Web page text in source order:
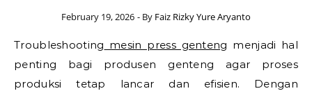
February 19, 2026 - By Faiz Rizky Yure Aryanto
Troubleshooting mesin press genteng menjadi hal
penting bagi produsen genteng agar proses
produksi tetap lancar dan efisien. Dengan